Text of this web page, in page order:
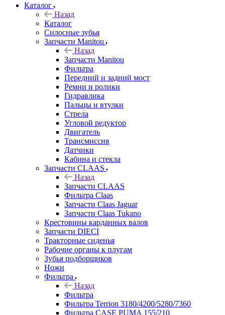
Каталог
Назад
Каталог
Cилосные зубья
Запчасти Manitou
Назад
Запчасти Manitou
Фильтра
Передний и задний мост
Ремни и ролики
Гидравлика
Пальцы и втулки
Стрела
Угловой редуктор
Двигатель
Трансмиссия
Датчики
Кабина и стекла
Запчасти CLAAS
Назад
Запчасти CLAAS
Фильтра Claas
Запчасти Claas Jaguar
Запчасти Claas Tukano
Крестовины карданных валов
Запчасти DIECI
Тракторные сиденья
Рабочие органы к плугам
Зубья подборщиков
Ножи
Фильтра
Назад
Фильтра
Фильтра Terrion 3180/4200/5280/7360
Фильтра CASE PUMA 155/210